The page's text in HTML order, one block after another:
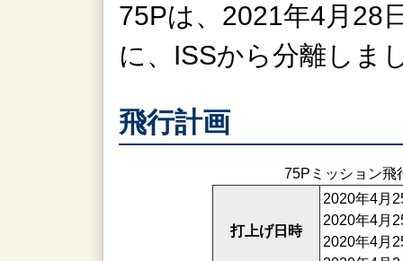
75Pは、 2021年4月28
に、ISSから分離しま
飛行計画
75Pミッション飛
打上げ日時
2020年4月
2020年4月
2020年4月